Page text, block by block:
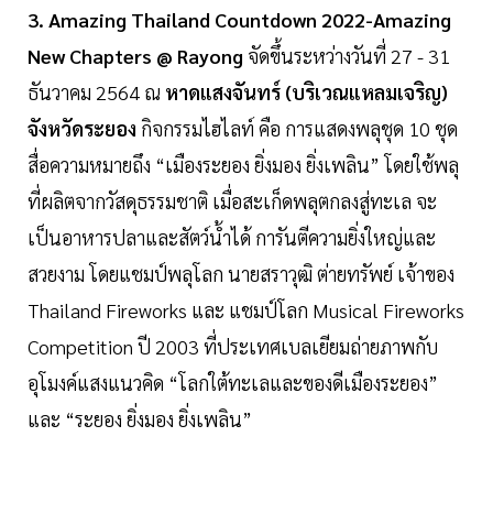
3. Amazing Thailand Countdown 2022-Amazing
New Chapters @ Rayong จัดขึ้นระหว่างวันที่ 27 - 31
ธันวาคม 2564 ณ หาดแสงจันทร์ (บริเวณแหลมเจริญ)
จังหวัดระยอง กิจกรรมไฮไลท์ คือ การแสดงพลุชุด 10 ชุด
สื่อความหมายถึง “เมืองระยอง ยิ่งมอง ยิ่งเพลิน” โดยใช้พลุ
ที่ผลิตจากวัสดุธรรมชาติ เมื่อสะเก็ดพลุตกลงสู่ทะเล จะ
เป็นอาหารปลาและสัตว์น้ำได้ การันตีความยิ่งใหญ่และ
สวยงาม โดยแชมป์พลุโลก นายสราวุฒิ ต่ายทรัพย์ เจ้าของ
Thailand Fireworks และ แชมป์โลก Musical Fireworks
Competition ปี 2003 ที่ประเทศเบลเยียมถ่ายภาพกับ
อุโมงค์แสงแนวคิด “โลกใต้ทะเลและของดีเมืองระยอง”
และ “ระยอง ยิ่งมอง ยิ่งเพลิน”